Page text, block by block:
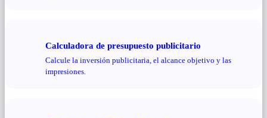
Calculadora de presupuesto publicitario
Calcule la inversión publicitaria, el alcance objetivo y las
impresiones.